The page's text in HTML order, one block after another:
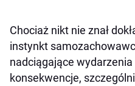
Chociaż nikt nie znał
instynkt
nadciągające
konsekwencje,